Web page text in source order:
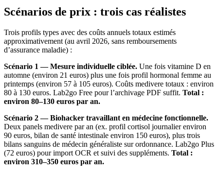
Scénarios de prix : trois cas réalistes
Trois profils types avec des coûts annuels totaux estimés
approximativement (au avril 2026, sans remboursements
d’assurance maladie) :
Scénario 1 — Mesure individuelle ciblée. Une fois vitamine D en
automne (environ 21 euros) plus une fois profil hormonal femme au
printemps (environ 57 à 105 euros). Coûts medivere totaux : environ
80 à 130 euros. Lab2go Free pour l’archivage PDF suffit. Total :
environ 80–130 euros par an.
Scénario 2 — Biohacker travaillant en médecine fonctionnelle.
Deux panels medivere par an (ex. profil cortisol journalier environ
90 euros, bilan de santé intestinale environ 150 euros), plus trois
bilans sanguins de médecin généraliste sur ordonnance. Lab2go Plus
(72 euros) pour import OCR et suivi des suppléments. Total :
environ 310–350 euros par an.